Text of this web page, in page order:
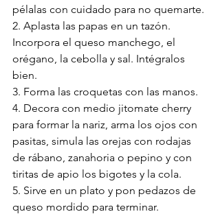
pélalas con cuidado para no quemarte.
2. Aplasta las papas en un tazón.
Incorpora el queso manchego, el
orégano, la cebolla y sal. Intégralos
bien.
3. Forma las croquetas con las manos.
4. Decora con medio jitomate cherry
para formar la nariz, arma los ojos con
pasitas, simula las orejas con rodajas
de rábano, zanahoria o pepino y con
tiritas de apio los bigotes y la cola.
5. Sirve en un plato y pon pedazos de
queso mordido para terminar.